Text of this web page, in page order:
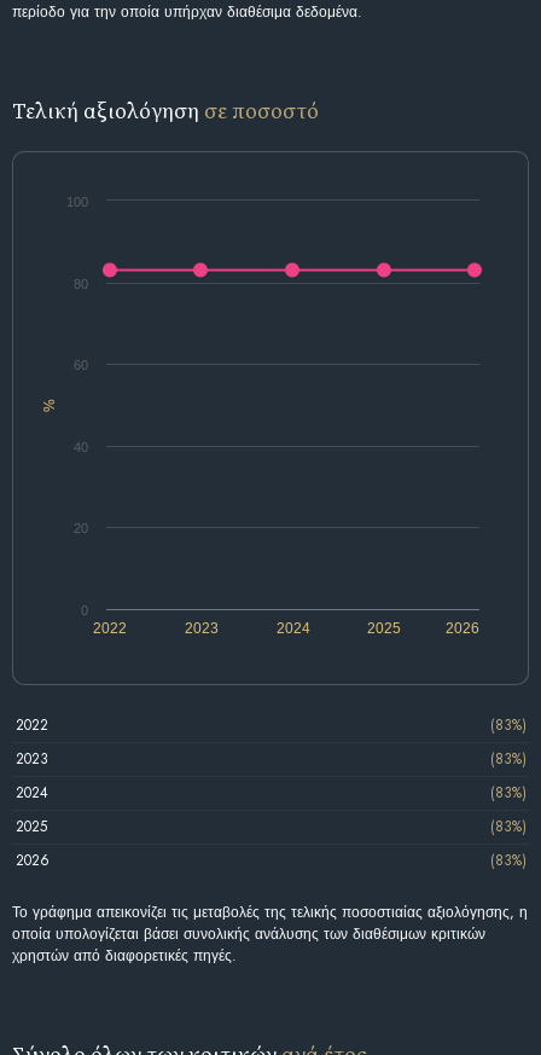
περίοδο για την οποία υπήρχαν διαθέσιμα δεδομένα.
Τελική αξιολόγηση σε ποσοστό
%
2022 2024 2026
2023 2025
0
20
40
60
80
100
2022
(83%)
2023
(83%)
2024
(83%)
2025
(83%)
2026
(83%)
Το γράφημα απεικονίζει τις μεταβολές της τελικής ποσοστιαίας αξιολόγησης, η
οποία υπολογίζεται βάσει συνολικής ανάλυσης των διαθέσιμων κριτικών
χρηστών από διαφορετικές πηγές.